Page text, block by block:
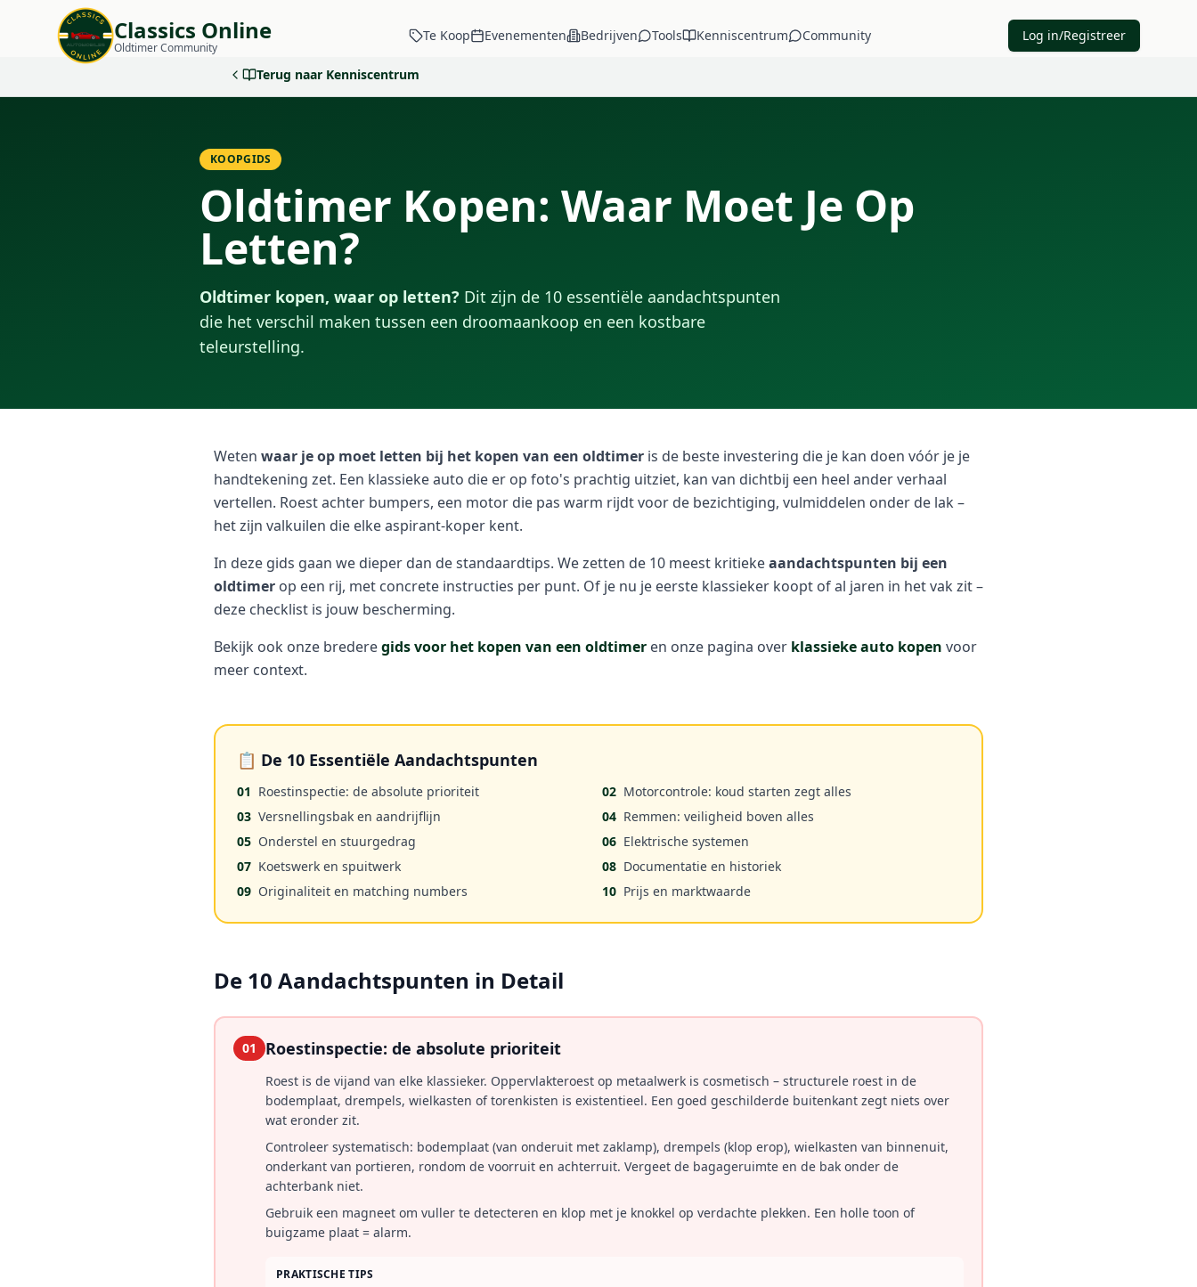
Classics Online
Oldtimer Community
Te Koop Evenementen Bedrijven Tools Kenniscentrum Community Log in/Registreer
Terug naar Kenniscentrum
KOOPGIDS
Oldtimer Kopen: Waar Moet Je Op
Letten?
Oldtimer kopen, waar op letten? Dit zijn de 10 essentiële aandachtspunten
die het verschil maken tussen een droomaankoop en een kostbare
teleurstelling.
Weten waar je op moet letten bij het kopen van een oldtimer is de beste investering die je kan doen vóór je je
handtekening zet. Een klassieke auto die er op foto's prachtig uitziet, kan van dichtbij een heel ander verhaal
vertellen. Roest achter bumpers, een motor die pas warm rijdt voor de bezichtiging, vulmiddelen onder de lak –
het zijn valkuilen die elke aspirant-koper kent.
In deze gids gaan we dieper dan de standaardtips. We zetten de 10 meest kritiekeaandachtspunten bij een
oldtimer op een rij, met concrete instructies per punt. Of je nu je eerste klassieker koopt of al jaren in het vak zit –
deze checklist is jouw bescherming.
Bekijk ook onze brederegids voor het kopen van een oldtimer en onze pagina over klassieke auto kopen voor
meer context.
📋 De 10 Essentiële Aandachtspunten
01 Roestinspectie: de absolute prioriteit 02 Motorcontrole: koud starten zegt alles
03 Versnellingsbak en aandrijflijn 04 Remmen: veiligheid boven alles
05 Onderstel en stuurgedrag 06 Elektrische systemen
07 Koetswerk en spuitwerk 08 Documentatie en historiek
09 Originaliteit en matching numbers 10 Prijs en marktwaarde
De 10 Aandachtspunten in Detail
01 Roestinspectie: de absolute prioriteit
Roest is de vijand van elke klassieker. Oppervlakteroest op metaalwerk is cosmetisch – structurele roest in de
bodemplaat, drempels, wielkasten of torenkisten is existentieel. Een goed geschilderde buitenkant zegt niets over
wat eronder zit.
Controleer systematisch: bodemplaat (van onderuit met zaklamp), drempels (klop erop), wielkasten van binnenuit,
onderkant van portieren, rondom de voorruit en achterruit. Vergeet de bagageruimte en de bak onder de
achterbank niet.
Gebruik een magneet om vuller te detecteren en klop met je knokkel op verdachte plekken. Een holle toon of
buigzame plaat = alarm.
PRAKTISCHE TIPS